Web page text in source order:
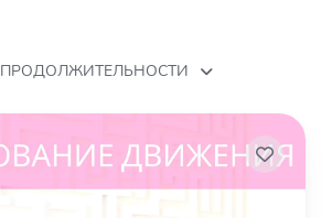
ПРОДОЛЖИТЕЛЬНОСТИ